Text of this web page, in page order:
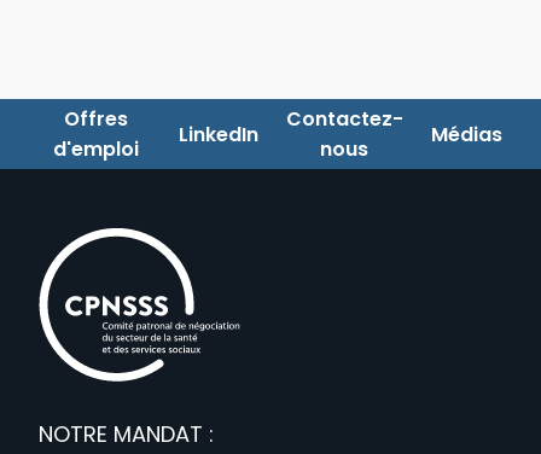
Offres
d'emploi
LinkedIn
Contactez-
nous
Médias
NOTRE MANDAT :